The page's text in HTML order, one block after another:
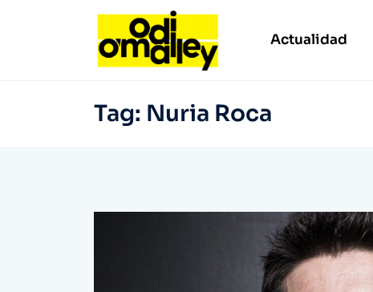
Actualidad
Tag: Nuria Roca